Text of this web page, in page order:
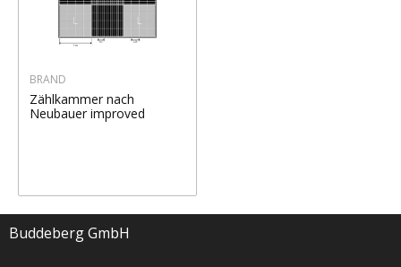
BRAND
Zählkammer nach
Neubauer improved
Buddeberg GmbH